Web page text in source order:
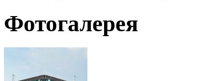
Фотогалерея